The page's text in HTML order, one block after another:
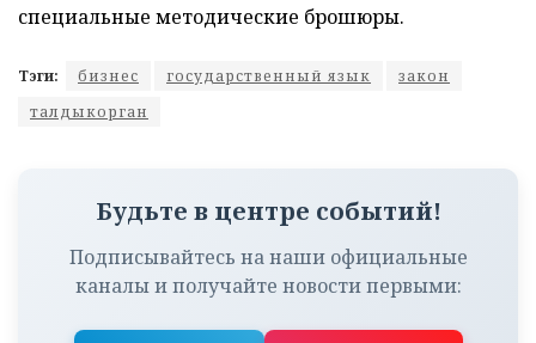
специальные методические брошюры.
Тэги: бизнес государственный язык
закон
талдыкорган
Будьте в центре событий!
Подписывайтесь на наши официальные
каналы и получайте новости первыми: